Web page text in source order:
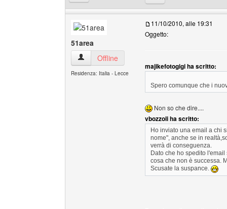
51area
51area Profilo
Offline
Residenza: Italia - Lecce
11/10/2010, alle 19:31
Oggetto:
majikefotogigi ha scritto:
Spero comunque che i
Non so che dire....
vbozzoli ha scritto:
Ho inviato una email a chi
nome", anche se in
verrà di conseguenza.
Dato che ho spedito
cosa che non è successa.
Scusate la suspance.